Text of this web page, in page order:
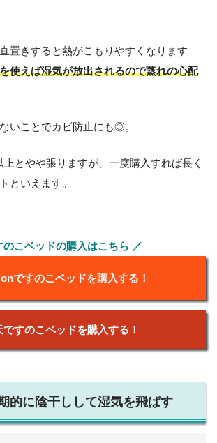
置きすると熱がこもりやすくなります
使えば湿気が放出されるので蒸れの心配
いことでカビ防止にも◎。
上とやや張りますが、一度購入すれば長く
といえます。
のこベッドの購入はこちら ／
ですのこベッドを購入する！
ですのこベッドを購入する！
的に陰干しして湿気を飛ばす